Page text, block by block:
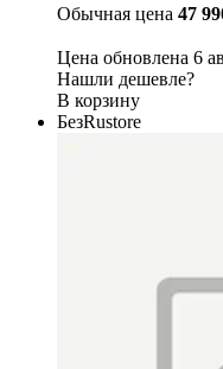
Обычная цена 47
Цена обновлена 6
Нашли дешевле?
В корзину
БезRustore